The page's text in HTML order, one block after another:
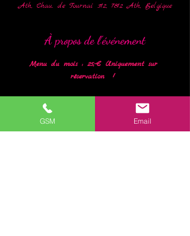
Ath, Chau. de Tournai 312, 7812 Ath, Belgique
À propos de l'événement
Menu du mois : 25,-€ Uniquement sur
réservation  !
Poitrine de Volaille, et ses accompagnements
GSM Email